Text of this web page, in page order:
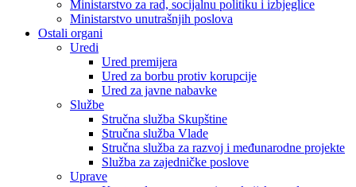
Ministarstvo za rad, socijalnu politiku i izbjeglice
Ministarstvo unutrašnjih poslova
Ostali organi
Uredi
Ured premijera
Ured za borbu protiv korupcije
Ured za javne nabavke
Službe
Stručna služba Skupštine
Stručna služba Vlade
Stručna služba za razvoj i međunarodne projekte
Služba za zajedničke poslove
Uprave